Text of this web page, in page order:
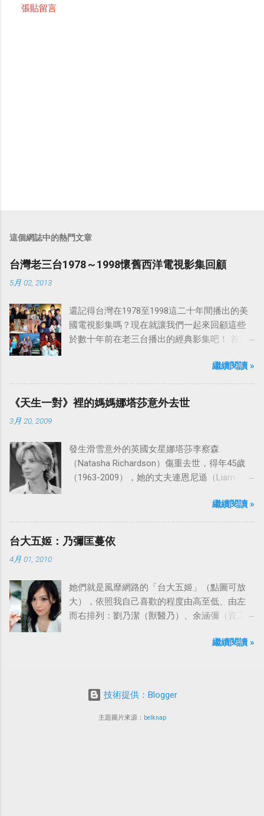
張貼留言
這個網誌中的熱門文章
台灣老三台1978～1998懷舊西洋電視影集回顧
5月 02, 2013
還記得台灣在1978至1998這二十年間播出的美
國電視影集嗎？現在就讓我們一起來回顧這些
於數十年前在老三台播出的經典影集吧！ 首先
「愛之船」（The Love Boat），這部影集最早
是在1977年9月24日至1986年5月24日於美國
ABC頻道首播，共播出了249集。 令人懷念的愛
之船旋律：
繼續閱讀 »
《天生一對》裡的媽媽娜塔莎意外去世
3月 20, 2009
發生滑雪意外的英國女星娜塔莎李察森
（Natasha Richardson）傷重去世，得年45歲
（1963-2009），她的丈夫連恩尼遜（Liam
到傷心，希望外界給他們空間撫平傷痛。繼續閱讀 »
台大五姬：乃彌匡蔓依
4月 01, 2010
她們就是風靡網路的「台大五姬」（點圖可放
大），依照我自己喜歡的程度由高至低、由左
而右排列：劉乃潔（獸醫乃）、余涵彌（資工
蔓）、吳依潔（戲劇依）；這五位正妹透過網
繼續閱讀 »
技術提供：Blogger
主題圖片來源： belknap